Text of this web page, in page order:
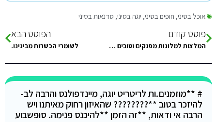
אוכל בסיני, חופים בסיני, יוגה בסיני, סדנאות בסיני
פוסט קודם
המלצות למלונות מפנקים וטובים בדאהב..??
הפוסט הבא
לשומרי הכשרות מבינינו.
# **מוזמנים.ות לריטריט יוגה, מיינדפולנס והרבה לב-
להיזכר בטוב **???????? שהאיזון רחוק מאיתנו ויש
הרבה אי ודאות, **זה הזמן **להיכנס פנימה. סופשבוע